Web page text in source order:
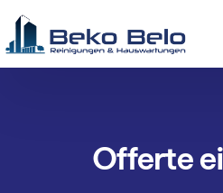
Offerte